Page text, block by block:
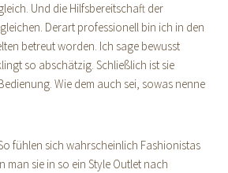
Und die Hilfsbereitschaft der
Derart professionell bin ich in den
betreut worden. Ich sage bewusst
so abschätzig. Schließlich ist sie
Wie dem auch sei, sowas nenne
fühlen sich wahrscheinlich Fashionistas
man sie in so ein Style Outlet nach